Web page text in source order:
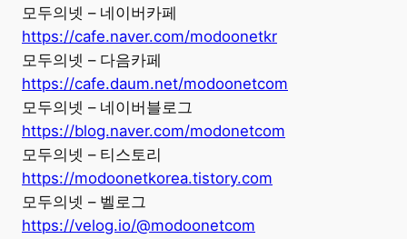
모두의넷 – 네이버카페
https://cafe.naver.com/modoonetkr
모두의넷 – 다음카페
https://cafe.daum.net/modoonetcom
모두의넷 – 네이버블로그
https://blog.naver.com/modonetcom
모두의넷 – 티스토리
https://modoonetkorea.tistory.com
모두의넷 – 벨로그
https://velog.io/@modoonetcom